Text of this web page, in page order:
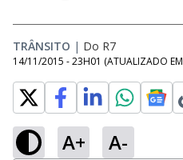
TRÂNSITO | Do R7
14/11/2015 - 23H01 (ATUALIZADO EM
A+ A-